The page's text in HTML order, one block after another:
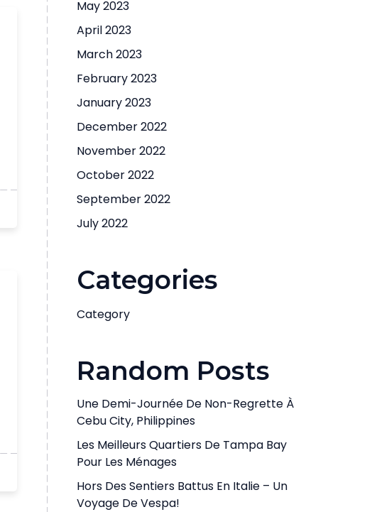
May 2023
April 2023
March 2023
February 2023
January 2023
December 2022
November 2022
October 2022
September 2022
July 2022
Categories
Category
Random Posts
Une Demi-Journée De Non-Regrette À
Cebu City, Philippines
Les Meilleurs Quartiers De Tampa Bay
Pour Les Ménages
Hors Des Sentiers Battus En Italie – Un
Voyage De Vespa!